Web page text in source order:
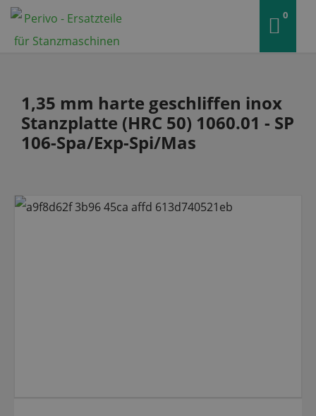
0
1,35 mm harte geschliffen inox
Stanzplatte (HRC 50) 1060.01 - SP
106-Spa/Exp-Spi/Mas